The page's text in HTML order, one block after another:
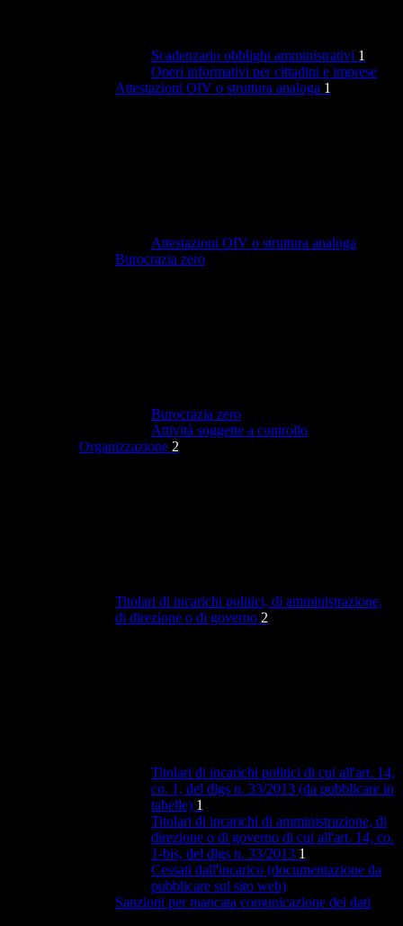
Scadenzario obblighi amministrativi 1
Oneri informativi per cittadini e imprese
Attestazioni OIV o struttura analoga 1
Attestazioni OIV o struttura analoga
Burocrazia zero
Burocrazia zero
Attività soggette a controllo
Organizzazione 2
Titolari di incarichi politici, di amministrazione,
di direzione o di governo 2
Titolari di incarichi politici di cui all'art. 14,
co. 1, del dlgs n. 33/2013 (da pubblicare in
tabelle) 1
Titolari di incarichi di amministrazione, di
direzione o di governo di cui all'art. 14, co.
1-bis, del dlgs n. 33/2013 1
Cessati dall'incarico (documentazione da
pubblicare sul sito web)
Sanzioni per mancata comunicazione dei dati